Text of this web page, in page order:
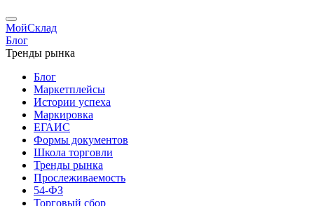
МойСклад
Блог
Тренды рынка
Блог
Маркетплейсы
Истории успеха
Маркировка
ЕГАИС
Формы документов
Школа торговли
Тренды рынка
Прослеживаемость
54-ФЗ
Торговый сбор